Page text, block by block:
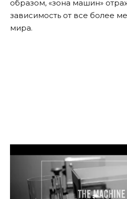
образом, «зона машин»
зависимость от все более
мира.